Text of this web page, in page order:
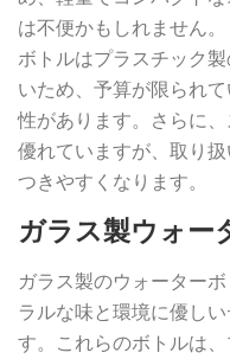
は不便かもしれません
ボトルはプラスチック
いため、予算が限られ
性があります。さらに
優れていますが、取り
つきやすくなります。
ガラス製ウォー
ガラス製のウォーター
ラルな味と環境に優し
す。これらのボトルは